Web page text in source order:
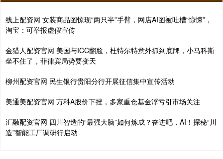
线上配资网 女装商品图惊现“两只半”手臂，网店AI图被吐槽“惊悚”，
淘宝：可举报虚假宣传
金猎人配资官网 美国与ICC翻脸，杜特尔特意外抓到底牌，小马科斯
坐不住了，菲律宾局势要变天
柳州配资官网 民生银行贵阳分行开展征信集中宣传活动
美通美配资官网 万科A股价下挫，多家重仓基金浮亏引市场关注
汇融配资官网 四川智造的“最强大脑”如何炼成？奋进吧，AI！探秘“川
造”智能工厂调研行启动